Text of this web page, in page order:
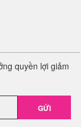
quyền lợi giảm
GỬI